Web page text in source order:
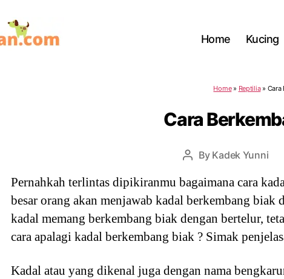
Home Kucing
Home» Reptilia» Cara
Cara
Post
By Kadek Yunni
Pernahkah terlintas dipikiranmu bagaimana cara
besar orang akan menjawab kadal berkembang
kadal memang berkembang biak dengan bertelur,
cara apalagi kadal berkembang biak ? Simak
Kadal atau yang dikenal juga dengan nama